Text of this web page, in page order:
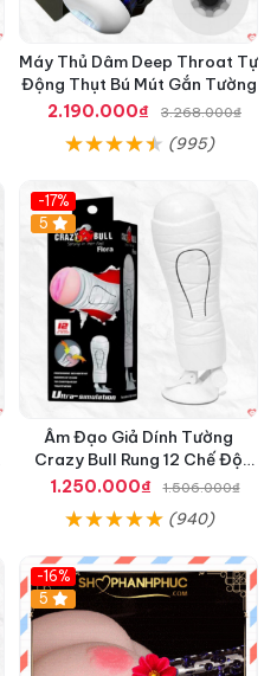
Máy Thủ Dâm Deep Throat Tự
Động Thụt Bú Mút Gắn Tường
2.190.000₫
3.268.000₫
(995)
-17%
5
Âm Đạo Giả Dính Tường
Crazy Bull Rung 12 Chế Độ
Siêu Mạnh
1.250.000₫ 1.506.000₫
(940)
-16%
5